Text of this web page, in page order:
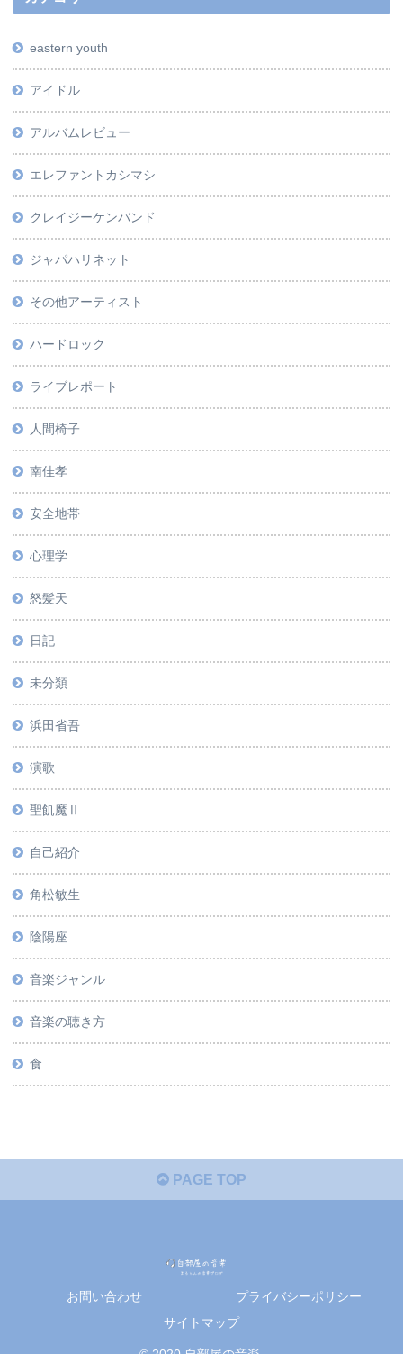
eastern youth
アイドル
アルバムレビュー
エレファントカシマシ
クレイジーケンバンド
ジャパハリネット
その他アーティスト
ハードロック
ライブレポート
人間椅子
南佳孝
安全地帯
心理学
怒髪天
日記
未分類
浜田省吾
演歌
聖飢魔Ⅱ
自己紹介
角松敏生
陰陽座
音楽ジャンル
音楽の聴き方
食
PAGE TOP
お問い合わせ
プライバシーポリシー
サイトマップ